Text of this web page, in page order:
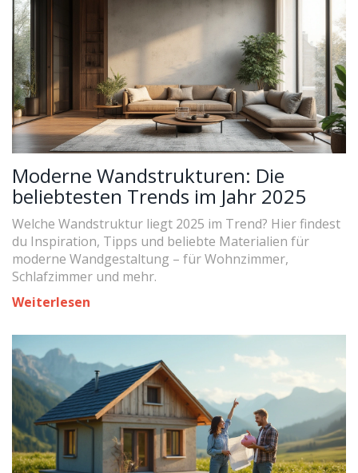
Moderne Wandstrukturen: Die
beliebtesten Trends im Jahr 2025
Welche Wandstruktur liegt 2025 im Trend? Hier findest
du Inspiration, Tipps und beliebte Materialien für
moderne Wandgestaltung – für Wohnzimmer,
Schlafzimmer und mehr.
Weiterlesen